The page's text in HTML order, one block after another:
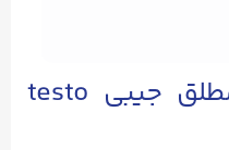
مزایای فشار سنج مطلق جیبی testo